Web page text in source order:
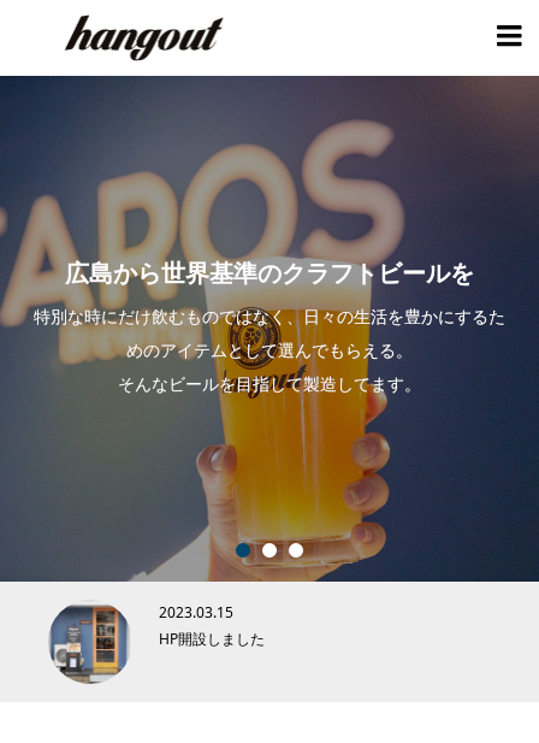

広島から世界基準のクラフトビールを
特別な時にだけ飲むものではなく、日々の生活を豊かにするた
めのアイテムとして選んでもらえる。
そんなビールを目指して製造してます。
1 2 3
2023.03.15
HP開設しました